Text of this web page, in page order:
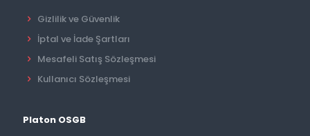
Gizlilik ve Güvenlik
İptal ve İade Şartları
Mesafeli Satış Sözleşmesi
Kullanıcı Sözleşmesi
Platon OSGB